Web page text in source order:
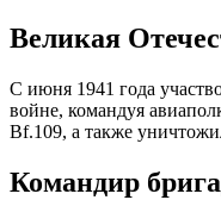
Великая
С июня 1941 года
войне, командуя
Bf.109, а также
Командир